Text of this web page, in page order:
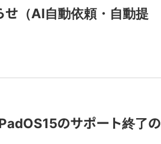
せ（AI自動依頼・自動提
のサポート終了の